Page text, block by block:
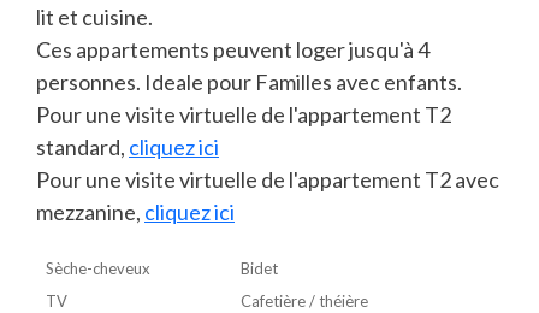
lit et cuisine.
Ces appartements peuvent loger jusqu'à 4
personnes. Ideale pour Familles avec enfants.
Pour une visite virtuelle de l'appartement T2
standard, cliquez ici
Pour une visite virtuelle de l'appartement T2 avec
mezzanine, cliquez ici
Sèche-cheveux
TV
Bidet
Cafetière / théière